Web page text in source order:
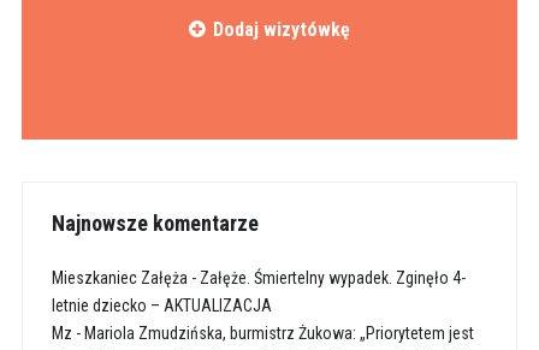
Dodaj wizytówkę
Najnowsze komentarze
Mieszkaniec Załęża - Załęże. Śmiertelny wypadek. Zginęło 4-
letnie dziecko – AKTUALIZACJA
Mz - Mariola Zmudzińska, burmistrz Żukowa: „Priorytetem jest